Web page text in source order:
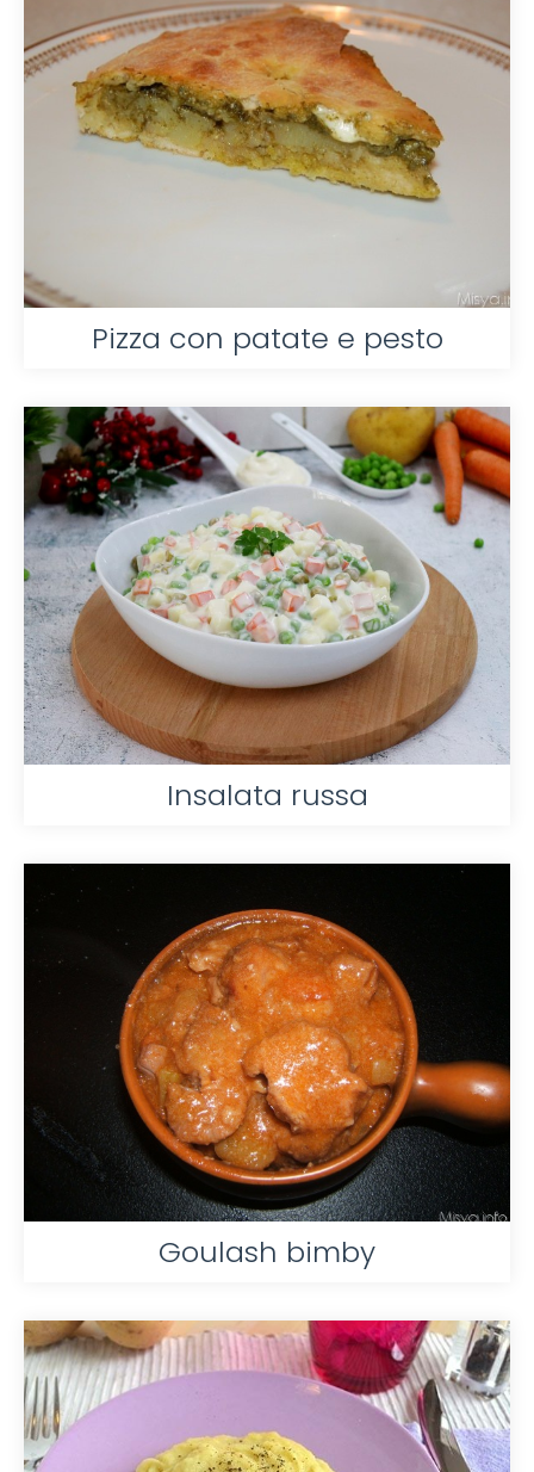
Pizza con patate e pesto
Insalata russa
Goulash bimby